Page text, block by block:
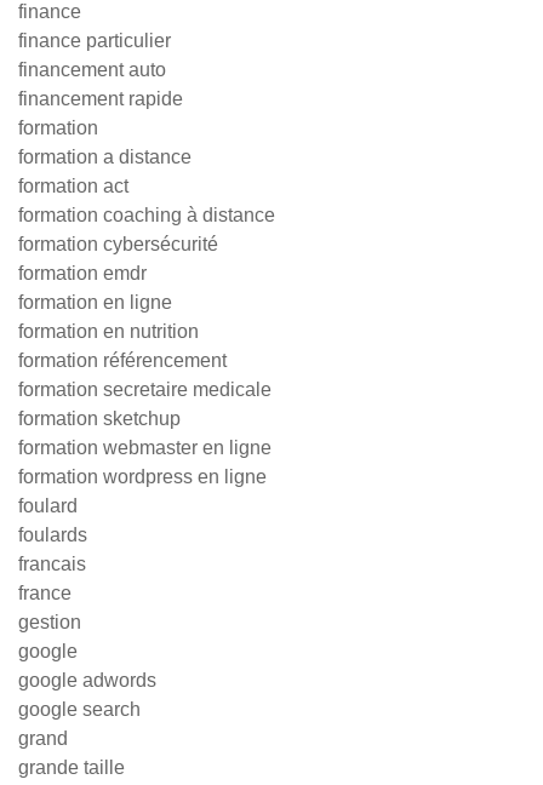
finance
finance particulier
financement auto
financement rapide
formation
formation a distance
formation act
formation coaching à distance
formation cybersécurité
formation emdr
formation en ligne
formation en nutrition
formation référencement
formation secretaire medicale
formation sketchup
formation webmaster en ligne
formation wordpress en ligne
foulard
foulards
francais
france
gestion
google
google adwords
google search
grand
grande taille